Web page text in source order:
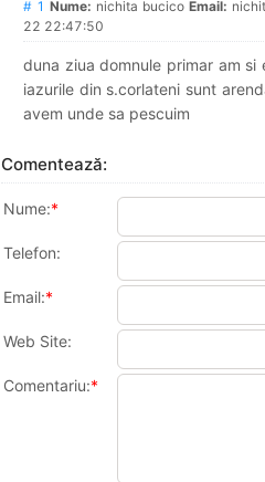
# 1 Nume: nichita bucico Email:
22 22:47:50
duna ziua domnule primar
iazurile din s.corlateni sunt
avem unde sa pescuim
Comentează:
Nume:*
Telefon:
Email:*
Web Site:
Comentariu:*